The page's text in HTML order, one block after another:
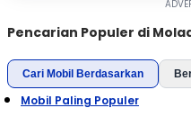
Pencarian Populer di
Cari Mobil Berdasarkan
Mobil Paling Populer